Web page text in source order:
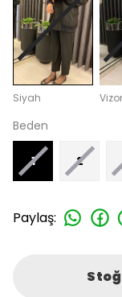
Siyah
Beden
1 2
Paylaş: